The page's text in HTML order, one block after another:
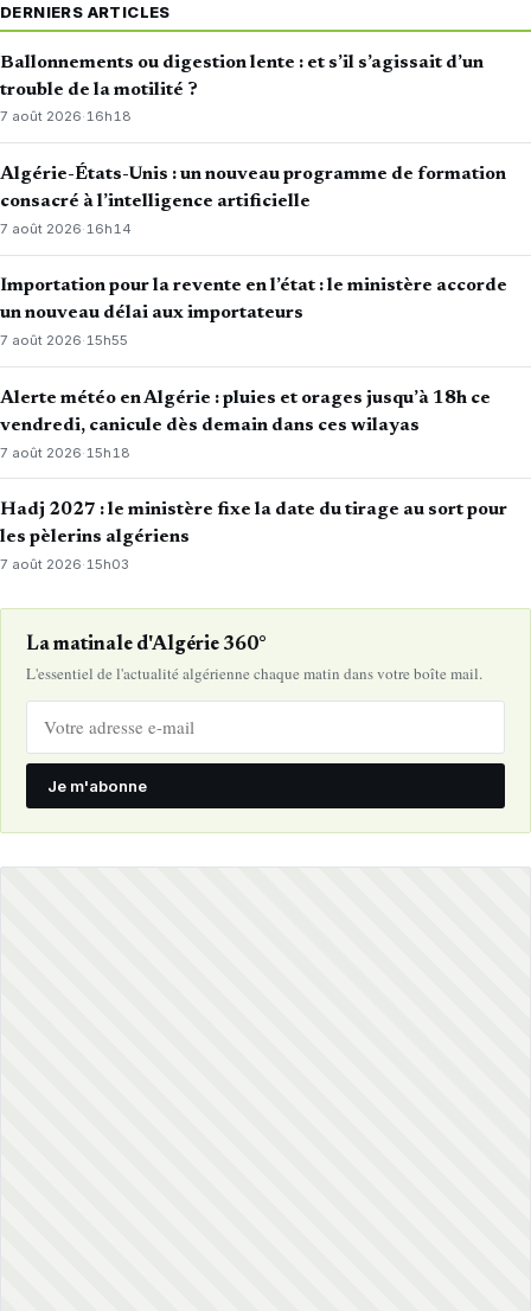
DERNIERS ARTICLES
Ballonnements ou digestion lente : et s’il s’agissait d’un
trouble de la motilité ?
7 août 2026·16h18
Algérie-États-Unis : un nouveau programme de formation
consacré à l’intelligence artificielle
7 août 2026· 16h14
Importation pour la revente en l’état : le ministère accorde
un nouveau délai aux importateurs
7 août 2026·15h55
Alerte météo en Algérie : pluies et orages jusqu’à 18h ce
vendredi, canicule dès demain dans ces wilayas
7 août 2026· 15h18
Hadj 2027 : le ministère fixe la date du tirage au sort pour
les pèlerins algériens
7 août 2026·15h03
La matinale d'Algérie 360°
L'essentiel de l'actualité algérienne chaque matin dans votre boîte mail.
Je m'abonne